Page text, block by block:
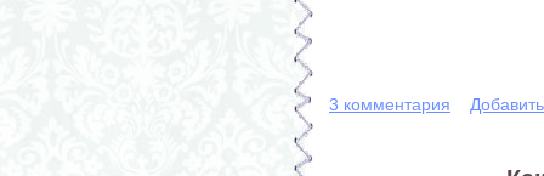
3 комментария